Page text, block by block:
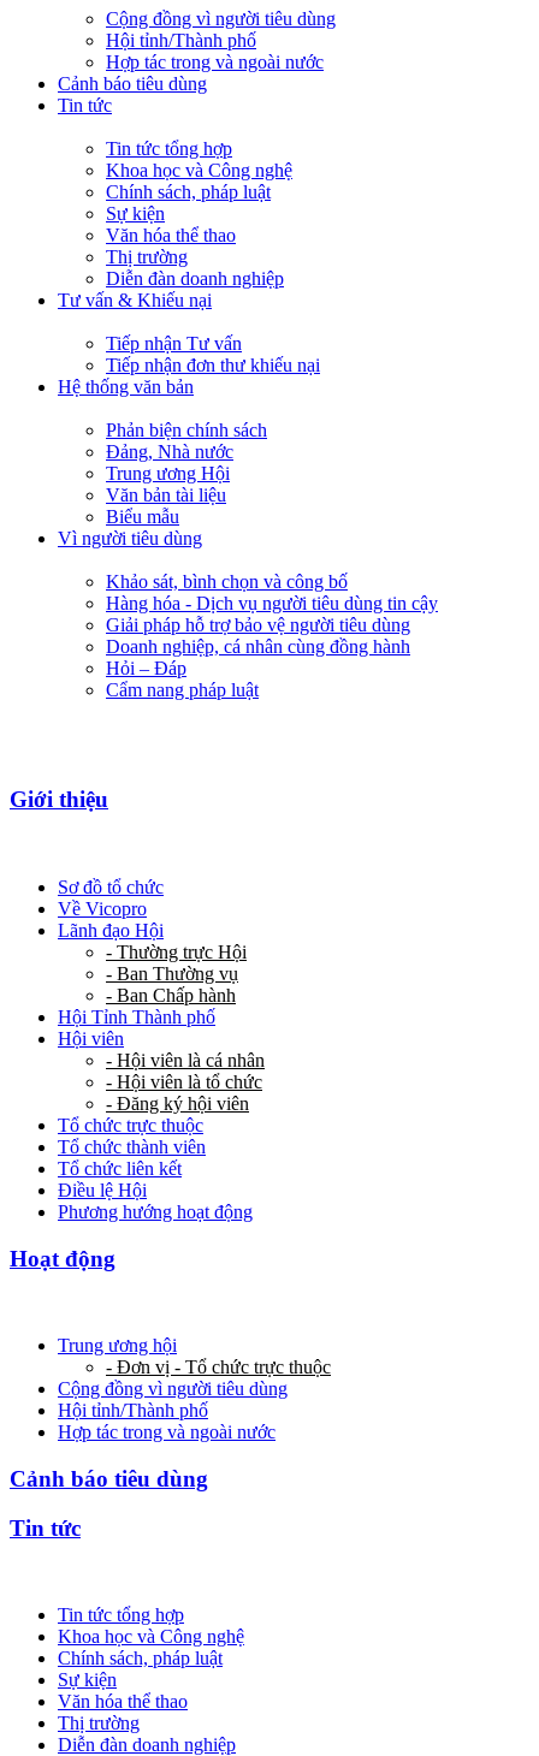
Cộng đồng vì người tiêu dùng
Hội tỉnh/Thành phố
Hợp tác trong và ngoài nước
Cảnh báo tiêu dùng
Tin tức
Tin tức tổng hợp
Khoa học và Công nghệ
Chính sách, pháp luật
Sự kiện
Văn hóa thể thao
Thị trường
Diễn đàn doanh nghiệp
Tư vấn & Khiếu nại
Tiếp nhận Tư vấn
Tiếp nhận đơn thư khiếu nại
Hệ thống văn bản
Phản biện chính sách
Đảng, Nhà nước
Trung ương Hội
Văn bản tài liệu
Biểu mẫu
Vì người tiêu dùng
Khảo sát, bình chọn và công bố
Hàng hóa - Dịch vụ người tiêu dùng tin cậy
Giải pháp hỗ trợ bảo vệ người tiêu dùng
Doanh nghiệp, cá nhân cùng đồng hành
Hỏi – Đáp
Cẩm nang pháp luật
Giới thiệu
Sơ đồ tổ chức
Về Vicopro
Lãnh đạo Hội
- Thường trực Hội
- Ban Thường vụ
- Ban Chấp hành
Hội Tỉnh Thành phố
Hội viên
- Hội viên là cá nhân
- Hội viên là tổ chức
- Đăng ký hội viên
Tổ chức trực thuộc
Tổ chức thành viên
Tổ chức liên kết
Điều lệ Hội
Phương hướng hoạt động
Hoạt động
Trung ương hội
- Đơn vị - Tổ chức trực thuộc
Cộng đồng vì người tiêu dùng
Hội tỉnh/Thành phố
Hợp tác trong và ngoài nước
Cảnh báo tiêu dùng
Tin tức
Tin tức tổng hợp
Khoa học và Công nghệ
Chính sách, pháp luật
Sự kiện
Văn hóa thể thao
Thị trường
Diễn đàn doanh nghiệp